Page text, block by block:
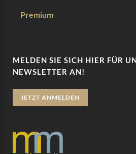
Premium
MELDEN SIE SICH HIER FÜR
NEWSLETTER AN!
JETZT ANMELDEN